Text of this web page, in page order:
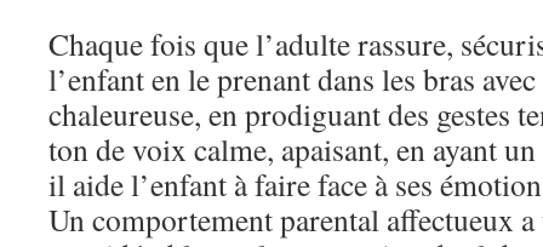
Chaque fois que l’adulte rassure,
l’enfant en le prenant dans les bras
chaleureuse, en prodiguant des gestes
ton de voix calme, apaisant, en ayant
il aide l’enfant à faire face à ses
Un comportement parental affectueux